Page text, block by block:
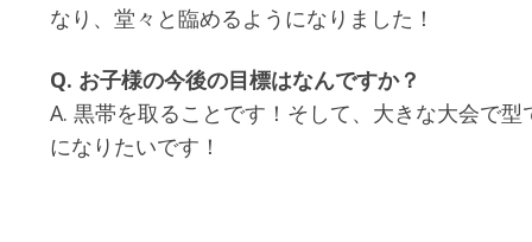
なり、堂々と臨めるようになりました！
Q. お子様の今後の目標はなんですか？
A. 黒帯を取ることです！そして、大きな大会で
になりたいです！